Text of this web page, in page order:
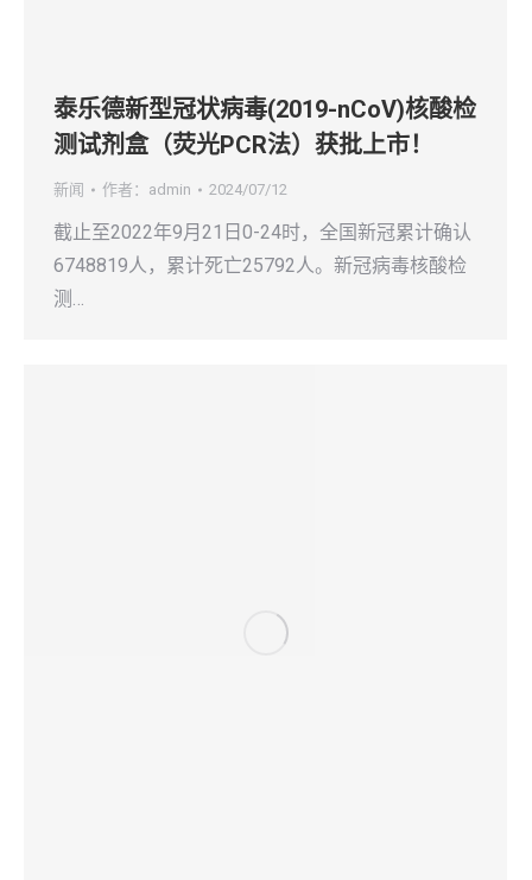
泰乐德新型冠状病毒(2019-nCoV)核酸检
测试剂盒（荧光PCR法）获批上市！
新闻 作者： admin 2024/07/12
截止至2022年9月21日0-24时，全国新冠累计确认
6748819人，累计死亡25792人。新冠病毒核酸检
测…